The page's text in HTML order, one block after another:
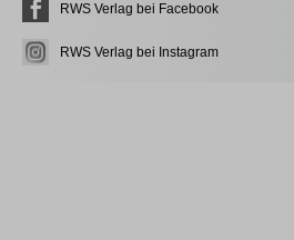
RWS Verlag bei Facebook
RWS Verlag bei Instagram